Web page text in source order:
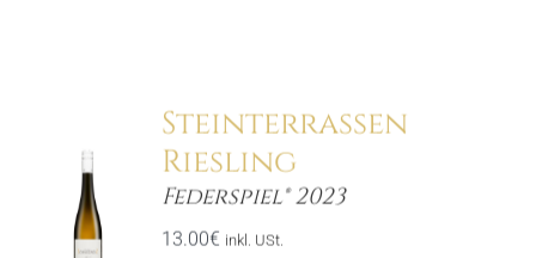
Steinterrassen
Riesling
Federspiel® 2023
13.00€ inkl. USt.